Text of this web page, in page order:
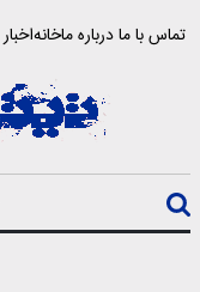
تماس با مادرباره ماخانهاخبار